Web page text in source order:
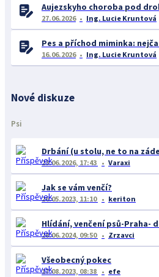
27.06.2026 Ing. Lucie Kruntová
16.06.2026 Ing. Lucie Kruntová
Nové diskuze
Psi
Drbání (u stolu, ne to na
23.06.2026, 17:43 Varaxi
Jak se vám venčí?
26.05.2023, 11:10 keriton
Hlídání, venčení psů-Praha-
28.06.2024, 09:50 Zrzavci
Všeobecný pokec
17.08.2023, 08:38 efe